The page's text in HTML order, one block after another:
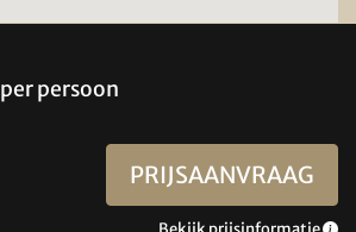
per persoon
PRIJSAANVRAAG